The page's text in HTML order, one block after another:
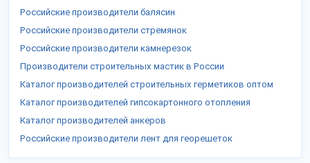
Российские производители балясин
Российские производители стремянок
Российские производители камнерезок
Производители строительных мастик в России
Каталог производителей строительных герметиков оптом
Каталог производителей гипсокартонного отопления
Каталог производителей анкеров
Российские производители лент для георешеток